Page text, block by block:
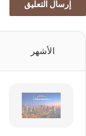
الأشهر